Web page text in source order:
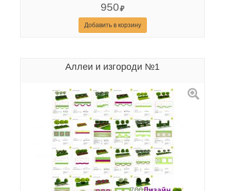
950
Добавить в корзину
Аллеи и изгороди №1